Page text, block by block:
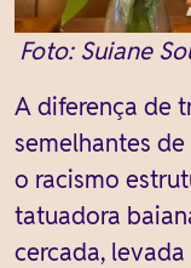
Foto: Suiane
A diferença de
semelhantes
o racismo
tatuadora
cercada,